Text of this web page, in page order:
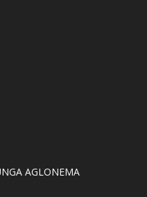
AGLONEMA